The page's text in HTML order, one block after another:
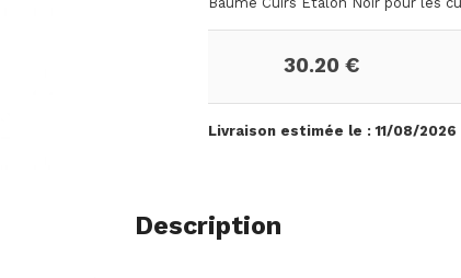
30.20 €
Livraison estimée le :11/08/2026
Description